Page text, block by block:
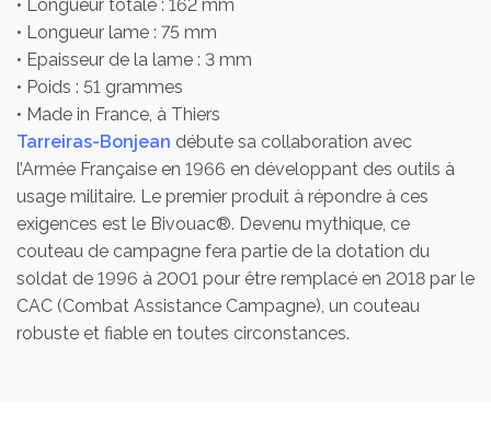
• Longueur totale : 162 mm
• Longueur lame : 75 mm
• Epaisseur de la lame : 3 mm
• Poids : 51 grammes
• Made in France, à Thiers
Tarreiras-Bonjean débute sa collaboration avec
l’Armée Française en 1966 en développant des outils à
usage militaire. Le premier produit à répondre à ces
exigences est le Bivouac®. Devenu mythique, ce
couteau de campagne fera partie de la dotation du
soldat de 1996 à 2001 pour être remplacé en 2018 par le
CAC (Combat Assistance Campagne), un couteau
robuste et fiable en toutes circonstances.